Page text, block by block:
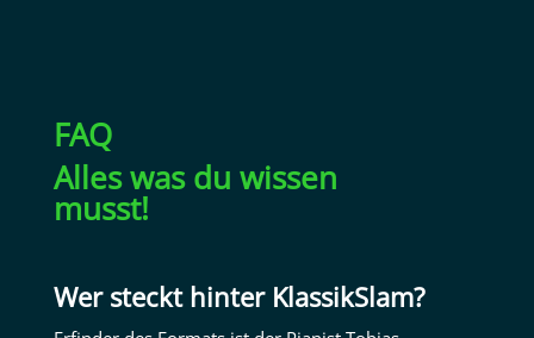
FAQ
Alles was du wissen
musst!
Wer steckt hinter KlassikSlam?